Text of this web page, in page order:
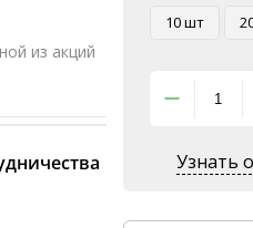
из акций
10 шт
Узнать